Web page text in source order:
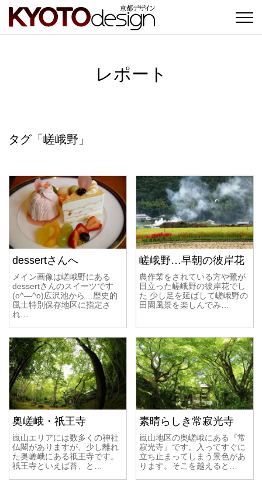
レポート
タグ「嵯峨野」
dessertさんへ
メイン画像は嵯峨野にある
dessertさんのスイーツです
(o^―^o)広沢池から…歴史的
風土特別保存地区に指定さ
れ…
嵯峨野…早朝の彼岸花
農作業をされている方や鷺が
目立った嵯峨野の彼岸花でし
た 少し足を延ばして嵯峨野の
田園風景を楽しんでみ…
奥嵯峨・祇王寺
嵐山エリアには数多くの神社
仏閣がありますが、少し離れ
た奥嵯峨にある祇王寺です。
祇王寺といえば苔、と…
素晴らしき常寂光寺
嵐山地区の奥嵯峨にある『常
寂光寺』です。入ってすぐに
立ち止まってしまう景色があ
ります。そこを越えると…